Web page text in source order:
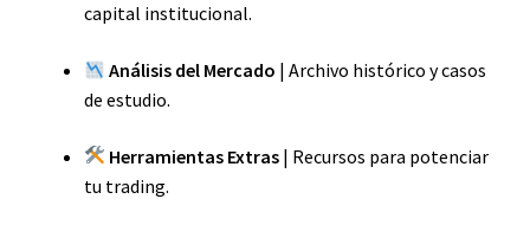
capital institucional.
Análisis del Mercado | Archivo histórico y casos
de estudio.
Herramientas Extras| Recursos para potenciar
tu trading.